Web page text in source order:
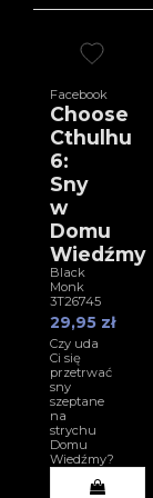
Facebook
Choose
Cthulhu
6:
Sny
w
Domu
Wiedźmy
Black
Monk
3T26745
29,95 zł
Czy uda
Ci się
przetrwać
sny
szeptane
na
strychu
Domu
Wiedźmy?